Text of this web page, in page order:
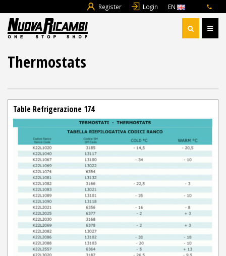
Register Login EN
Thermostats
Table Refrigerazione 174